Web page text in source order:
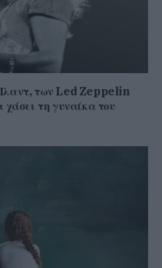
των Led Zeppelin
τη γυναίκα του